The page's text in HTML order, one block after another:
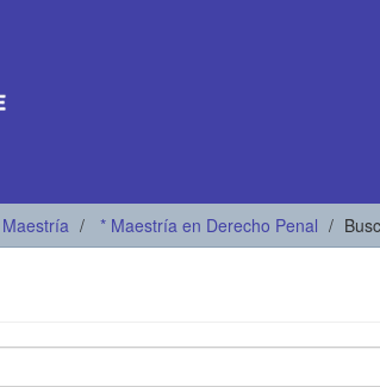
* Maestría en Derecho Penal